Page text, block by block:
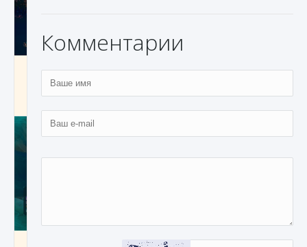
Как разблокировать заклинание Крист в
Creatures of Ava
Как приручить существ из степей Тамура в
Комментарии